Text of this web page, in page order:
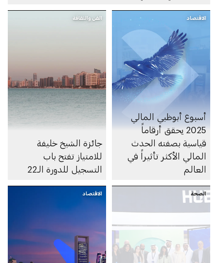
الاقتصاد
أسبوع أبوظبي المالي
2025 يحقق أرقاماً
قياسية بصفته الحدث
المالي الأكثر تأثيراً في
العالم
الفن والثقافة
جائزة الشيخ خليفة
للامتياز تفتح باب
التسجيل للدورة الـ22
الصحة الاقتصاد